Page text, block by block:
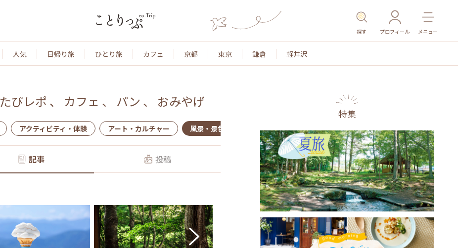
探す プロフィール メニュー
人気 日帰り旅 ひとり旅 カフェ 京都 東京 鎌倉 軽井沢
たびレポ 、 カフェ 、 パン 、 おみやげ
アクティビティ・体験 アート・カルチャー 風景・景色 名所・旧跡 温泉・スパ その他施設 ごはん
記事 投稿
特集